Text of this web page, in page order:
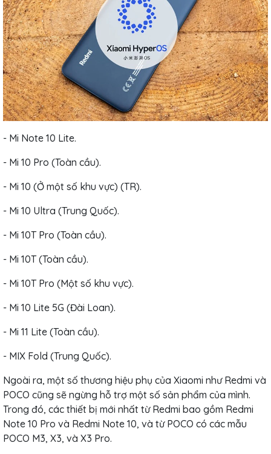
- Mi Note 10 Lite.
- Mi 10 Pro (Toàn cầu).
- Mi 10 (Ở một số khu vực) (TR).
- Mi 10 Ultra (Trung Quốc).
- Mi 10T Pro (Toàn cầu).
- Mi 10T (Toàn cầu).
- Mi 10T Pro (Một số khu vực).
- Mi 10 Lite 5G (Đài Loan).
- Mi 11 Lite (Toàn cầu).
- MIX Fold (Trung Quốc).
Ngoài ra, một số thương hiệu phụ của Xiaomi như Redmi và
POCO cũng sẽ ngừng hỗ trợ một số sản phẩm của mình.
Trong đó, các thiết bị mới nhất từ Redmi bao gồm Redmi
Note 10 Pro và Redmi Note 10, và từ POCO có các mẫu
POCO M3, X3, và X3 Pro.